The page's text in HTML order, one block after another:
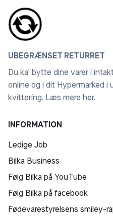
UBEGRÆNSET RETURRET
Du ka' bytte dine varer i
online og i dit Hypermarked
kvittering. Læs mere her.
INFORMATION
Ledige Job
Bilka Business
Følg Bilka på YouTube
Følg Bilka på facebook
Fødevarestyrelsens smiley-